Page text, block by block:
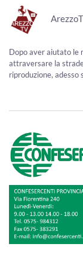
Dopo aver aiutato le
attraversare la
riproduzione, adesso